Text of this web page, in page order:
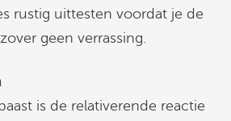
rustig uittesten voordat je de
geen verrassing.
is de relativerende reactie